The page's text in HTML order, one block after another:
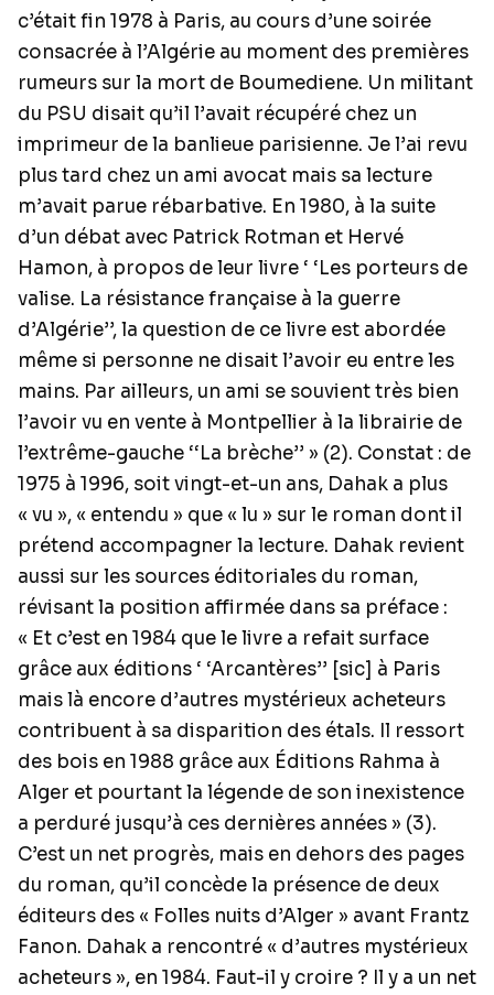
c’était fin 1978 à Paris, au cours d’une soirée
consacrée à l’Algérie au moment des premières
rumeurs sur la mort de Boumediene. Un militant
du PSU disait qu’il l’avait récupéré chez un
imprimeur de la banlieue parisienne. Je l’ai revu
plus tard chez un ami avocat mais sa lecture
m’avait parue rébarbative. En 1980, à la suite
d’un débat avec Patrick Rotman et Hervé
Hamon, à propos de leur livre ‘ ‘Les porteurs de
valise. La résistance française à la guerre
d’Algérie’’, la question de ce livre est abordée
même si personne ne disait l’avoir eu entre les
mains. Par ailleurs, un ami se souvient très bien
l’avoir vu en vente à Montpellier à la librairie de
l’extrême-gauche ‘‘La brèche’’ » (2). Constat : de
1975 à 1996, soit vingt-et-un ans, Dahak a plus
« vu », « entendu » que « lu » sur le roman dont il
prétend accompagner la lecture. Dahak revient
aussi sur les sources éditoriales du roman,
révisant la position affirmée dans sa préface :
« Et c’est en 1984 que le livre a refait surface
grâce aux éditions ‘ ‘Arcantères’’ [sic] à Paris
mais là encore d’autres mystérieux acheteurs
contribuent à sa disparition des étals. Il ressort
des bois en 1988 grâce aux Éditions Rahma à
Alger et pourtant la légende de son inexistence
a perduré jusqu’à ces dernières années » (3).
C’est un net progrès, mais en dehors des pages
du roman, qu’il concède la présence de deux
éditeurs des « Folles nuits d’Alger » avant Frantz
Fanon. Dahak a rencontré « d’autres mystérieux
acheteurs », en 1984. Faut-il y croire ? Il y a un net